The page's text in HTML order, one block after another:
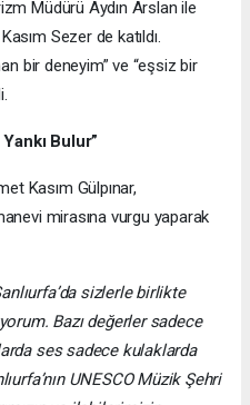
Müdürü Aydın Arslan ile
Sezer de katıldı.
bir deneyim” ve “eşsiz bir
Bulur”
Kasım Gülpınar,
mirasına vurgu yaparak
sizlerle birlikte
Bazı değerler sadece
ses sadece kulaklarda
UNESCO Müzik Şehri